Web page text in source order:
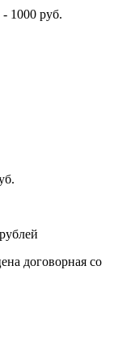
1000 руб.
договорная со